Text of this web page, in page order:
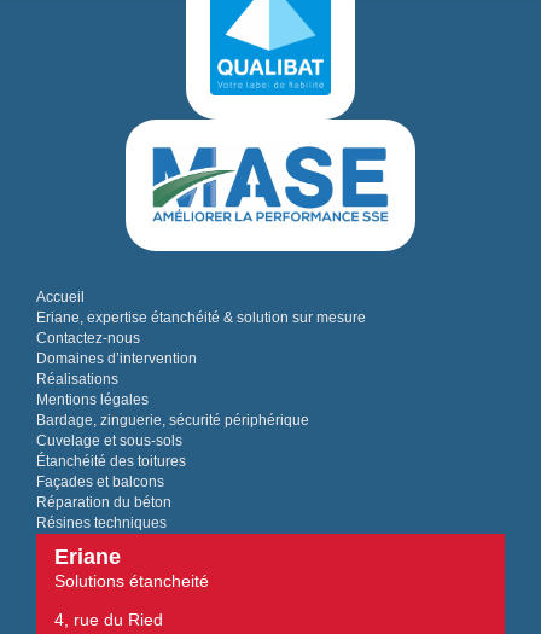
Accueil
Eriane, expertise étanchéité & solution sur mesure
Contactez-nous
Domaines d’intervention
Réalisations
Mentions légales
Bardage, zinguerie, sécurité périphérique
Cuvelage et sous-sols
Étanchéité des toitures
Façades et balcons
Réparation du béton
Résines techniques
Eriane
Solutions étancheité
4, rue du Ried